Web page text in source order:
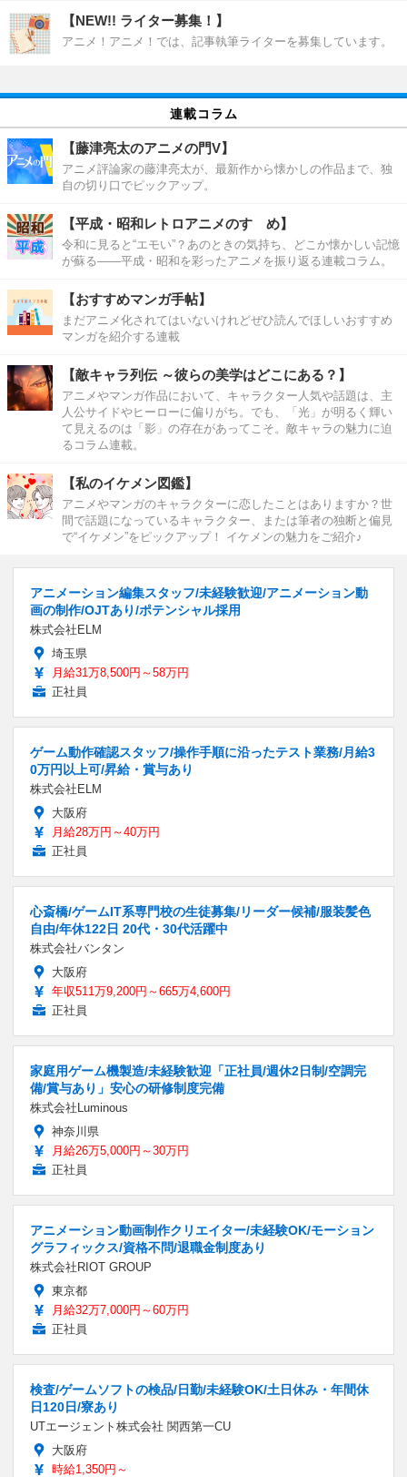
【NEW!! ライター募集！】
アニメ！アニメ！では、記事執筆ライターを募集しています。
連載コラム
【藤津亮太のアニメの門V】
アニメ評論家の藤津亮太が、最新作から懐かしの作品まで、独
自の切り口でピックアップ。
【平成・昭和レトロアニメのすゝめ】
令和に見ると“エモい”？あのときの気持ち、どこか懐かしい記憶
が蘇る――平成・昭和を彩ったアニメを振り返る連載コラム。
【おすすめマンガ手帖】
まだアニメ化されてはいないけれどぜひ読んでほしいおすすめ
マンガを紹介する連載
【敵キャラ列伝 ～彼らの美学はどこにある？】
アニメやマンガ作品において、キャラクター人気や話題は、主
人公サイドやヒーローに偏りがち。でも、「光」が明るく輝い
て見えるのは「影」の存在があってこそ。敵キャラの魅力に迫
るコラム連載。
【私のイケメン図鑑】
アニメやマンガのキャラクターに恋したことはありますか？世
間で話題になっているキャラクター、または筆者の独断と偏見
で“イケメン”をピックアップ！ イケメンの魅力をご紹介♪
アニメーション編集スタッフ/未経験歓迎/アニメーション動
画の制作/OJTあり/ポテンシャル採用
株式会社ELM
埼玉県
月給31万8,500円～58万円
正社員
ゲーム動作確認スタッフ/操作手順に沿ったテスト業務/月給3
0万円以上可/昇給・賞与あり
株式会社ELM
大阪府
月給28万円～40万円
正社員
心斎橋/ゲームIT系専門校の生徒募集/リーダー候補/服装髪色
自由/年休122日 20代・30代活躍中
株式会社バンタン
大阪府
年収511万9,200円～665万4,600円
正社員
家庭用ゲーム機製造/未経験歓迎「正社員/週休2日制/空調完
備/賞与あり」安心の研修制度完備
株式会社Luminous
神奈川県
月給26万5,000円～30万円
正社員
アニメーション動画制作クリエイター/未経験OK/モーション
グラフィックス/資格不問/退職金制度あり
株式会社RIOT GROUP
東京都
月給32万7,000円～60万円
正社員
検査/ゲームソフトの検品/日勤/未経験OK/土日休み・年間休
日120日/寮あり
UTエージェント株式会社 関西第一CU
大阪府
時給1,350円～